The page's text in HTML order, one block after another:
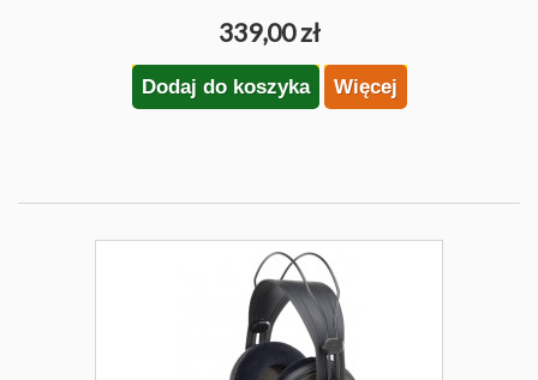
339,00 zł
Dodaj do koszyka Więcej